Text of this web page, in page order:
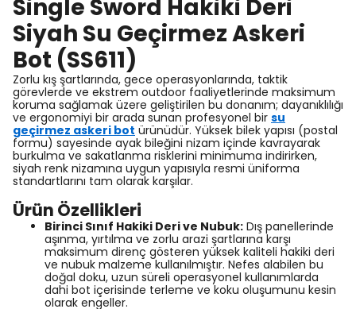
Single Sword Hakiki Deri
Siyah Su Geçirmez Askeri
Bot (SS611)
Zorlu kış şartlarında, gece operasyonlarında, taktik
görevlerde ve ekstrem outdoor faaliyetlerinde maksimum
koruma sağlamak üzere geliştirilen bu donanım; dayanıklılığı
ve ergonomiyi bir arada sunan profesyonel bir su
geçirmez askeri bot ürünüdür. Yüksek bilek yapısı (postal
formu) sayesinde ayak bileğini nizam içinde kavrayarak
burkulma ve sakatlanma risklerini minimuma indirirken,
siyah renk nizamına uygun yapısıyla resmi üniforma
standartlarını tam olarak karşılar.
Ürün Özellikleri
Birinci Sınıf Hakiki Deri ve Nubuk: Dış panellerinde
aşınma, yırtılma ve zorlu arazi şartlarına karşı
maksimum direnç gösteren yüksek kaliteli hakiki deri
ve nubuk malzeme kullanılmıştır. Nefes alabilen bu
doğal doku, uzun süreli operasyonel kullanımlarda
dahi bot içerisinde terleme ve koku oluşumunu kesin
olarak engeller.